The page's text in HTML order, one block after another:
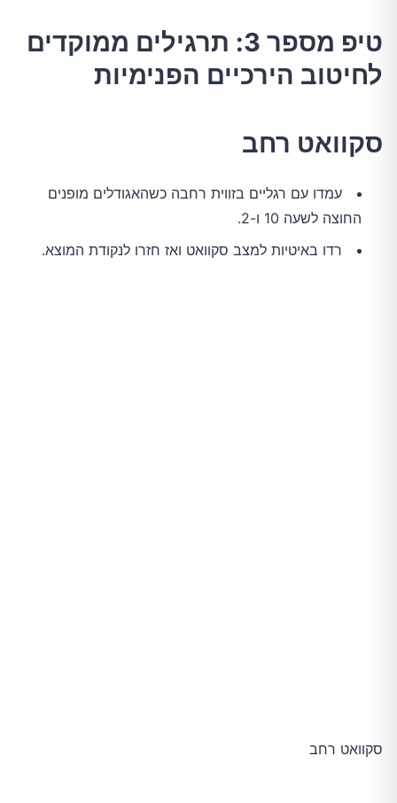
טיפ מספר 3: תרגילים ממוקדים
לחיטוב הירכיים הפנימיות
סקוואט רחב
עמדו עם רגליים בזווית רחבה כשהאגודלים מופנים
החוצה לשעה 10 ו-2.
רדו באיטיות למצב סקוואט ואז חזרו לנקודת המוצא.
סקוואט רחב